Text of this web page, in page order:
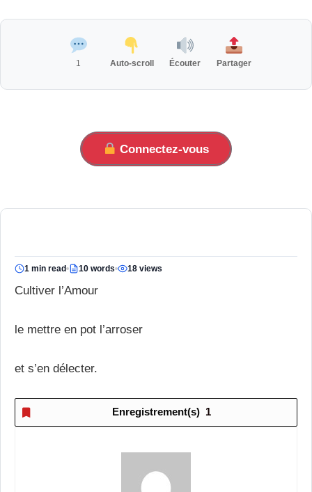
1 Auto-scroll Écouter Partager
Connectez-vous
1 min read 10 words 18 views
Cultiver l’Amour
le mettre en pot l’arroser
et s’en délecter.
Enregistrement(s) 1